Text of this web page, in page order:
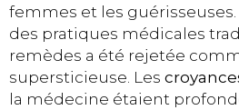
femmes et les
des pratiques médicales
remèdes a été rejetée
supersticieuse. Les
la médecine étaient